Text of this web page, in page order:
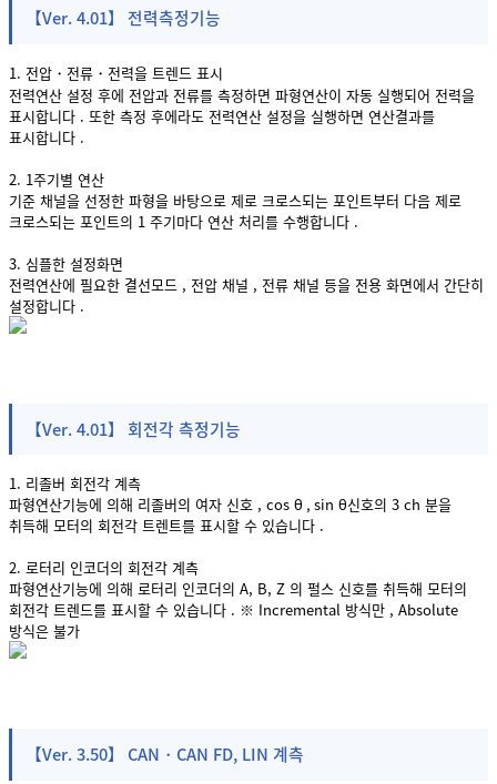
【Ver. 4.01】 전력측정기능
1. 전압・전류・전력을 트렌드 표시
전력연산 설정 후에 전압과 전류를 측정하면 파형연산이 자동 실행되어 전력을
표시합니다 . 또한 측정 후에라도 전력연산 설정을 실행하면 연산결과를
표시합니다 .
2. 1주기별 연산
기준 채널을 선정한 파형을 바탕으로 제로 크로스되는 포인트부터 다음 제로
크로스되는 포인트의 1 주기마다 연산 처리를 수행합니다 .
3. 심플한 설정화면
전력연산에 필요한 결선모드 , 전압 채널 , 전류 채널 등을 전용 화면에서 간단히
설정합니다 .
【Ver. 4.01】 회전각 측정기능
1. 리졸버 회전각 계측
파형연산기능에 의해 리졸버의 여자 신호 , cos θ , sin θ신호의 3 ch 분을
취득해 모터의 회전각 트렌트를 표시할 수 있습니다 .
2. 로터리 인코더의 회전각 계측
파형연산기능에 의해 로터리 인코더의 A, B, Z 의 펄스 신호를 취득해 모터의
회전각 트렌드를 표시할 수 있습니다 . ※ Incremental 방식만 , Absolute
방식은 불가
【Ver. 3.50】 CAN・CAN FD, LIN 계측